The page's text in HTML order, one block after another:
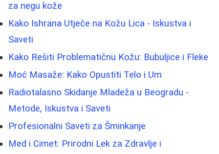
za negu kože
Kako Ishrana Utječe na Kožu Lica - Iskustva i
Saveti
Kako Rešiti Problematičnu Kožu: Bubuljice i Fleke
Moć Masaže: Kako Opustiti Telo i Um
Radiotalasno Skidanje Mladeža u Beogradu -
Metode, Iskustva i Saveti
Profesionalni Saveti za Šminkanje
Med i Cimet: Prirodni Lek za Zdravlje i